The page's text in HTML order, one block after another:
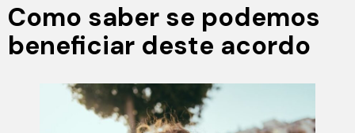
Como saber se podemos
beneficiar deste acordo